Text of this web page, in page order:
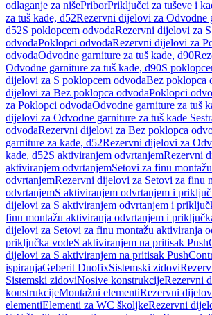
odlaganje za nišePriborPriključci za tuševe i
za tuš kade, d52Rezervni dijelovi za Odvodne
d52S poklopcem odvodaRezervni dijelovi za
odvodaPoklopci odvodaRezervni dijelovi za
odvodaOdvodne garniture za tuš kade, d90
Odvodne garniture za tuš kade, d90S
dijelovi za S poklopcem odvodaBez poklopca
dijelovi za Bez poklopca odvodaPoklopci
za Poklopci odvodaOdvodne garniture za tuš
dijelovi za Odvodne garniture za tuš kade
odvodaRezervni dijelovi za Bez poklopca
garniture za kade, d52Rezervni dijelovi za
kade, d52S aktiviranjem odvrtanjemRezervni
aktiviranjem odvrtanjemSetovi za finu
odvrtanjemRezervni dijelovi za Setovi za finu
odvrtanjemS aktiviranjem odvrtanjem i
dijelovi za S aktiviranjem odvrtanjem i
finu montažu aktiviranja odvrtanjem i
dijelovi za Setovi za finu montažu aktiviranja
priključka vodeS aktiviranjem na pritisak
dijelovi za S aktiviranjem na pritisak
ispiranjaGeberit DuofixSistemski zidovi
Sistemski zidoviNosive konstrukcijeRezervni
konstrukcijeMontažni elementiRezervni
elementiElementi za WC školjkeRezervni